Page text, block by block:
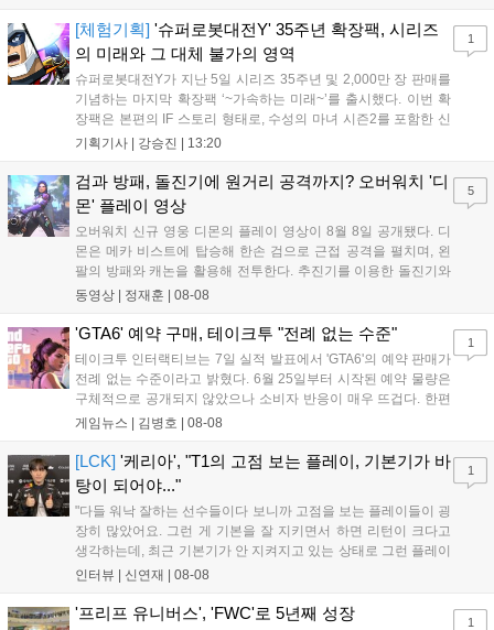
을 빼냈다....
[체험기획] '슈퍼로봇대전Y' 35주년 확장팩, 시리즈
의 미래와 그 대체 불가의 영역
슈퍼로봇대전Y가 지난 5일 시리즈 35주년 및 2,000만 장 판매를
기념하는 마지막 확장팩 ‘~가속하는 미래~’를 출시했다. 이번 확
장팩은 본편의 IF 스토리 형태로, 수성의 마녀 시즌2를 포함한 신
규 참전작과 크로스오버 합체기를 선보이며 작품을 완결 짓는다.
하는 몰입감 있는 서사와 조합을 구현하며 시리즈의 미래를 향한
새로운 가능성을 제시했다....
기획기사 | 강승진 13:20
1
검과 방패, 돌진기에 원거리 공격까지? 오버워치 '디
몬' 플레이 영상
오버워치 신규 영웅 디몬의 플레이 영상이 8월 8일 공개됐다. 디
몬은 메카 비스트에 탑승해 한손 검으로 근접 공격을 펼치며, 왼
팔의 방패와 캐논을 활용해 전투한다. 추진기를 이용한 돌진기와
참격 형태의 궁극기를 보유했고, 메카 파괴 시 맨몸으로 기관총을
산의 영웅들 업데이트를 통해 정식 출시될 예정이다....
동영상 | 정재훈 08-08
5
'GTA6' 예약 구매, 테이크투 "전례 없는 수준"
테이크투 인터랙티브는 7일 실적 발표에서 'GTA6'의 예약 판매가
전례 없는 수준이라고 밝혔다. 6월 25일부터 시작된 예약 물량은
구체적으로 공개되지 않았으나 소비자 반응이 매우 뜨겁다. 한편
11월 19일 PS5와 Xbox 시리즈 X|S로 정식 출시될 예정이며, 록
상 'Grand Theft Auto VI: An Extended Look'을 최초 공개할 계획
이다....
게임뉴스 | 김병호 08-08
1
[LCK] '케리아', "T1의 고점 보는 플레이, 기본기가 바
탕이 되어야..."
"다들 워낙 잘하는 선수들이다 보니까 고점을 보는 플레이들이 굉
장히 많았어요. 그런 게 기본을 잘 지키면서 하면 리턴이 크다고
생각하는데, 최근 기본기가 안 지켜지고 있는 상태로 그런 플레이
를 추구하다 보니까 팀적으로 안 좋은 사고가 계속 많이 났던 것
LoL 챔피언스 코리아(LCK)'...
인터뷰 | 신연재 08-08
1
'프리프 유니버스', 'FWC'로 5년째 성장 1